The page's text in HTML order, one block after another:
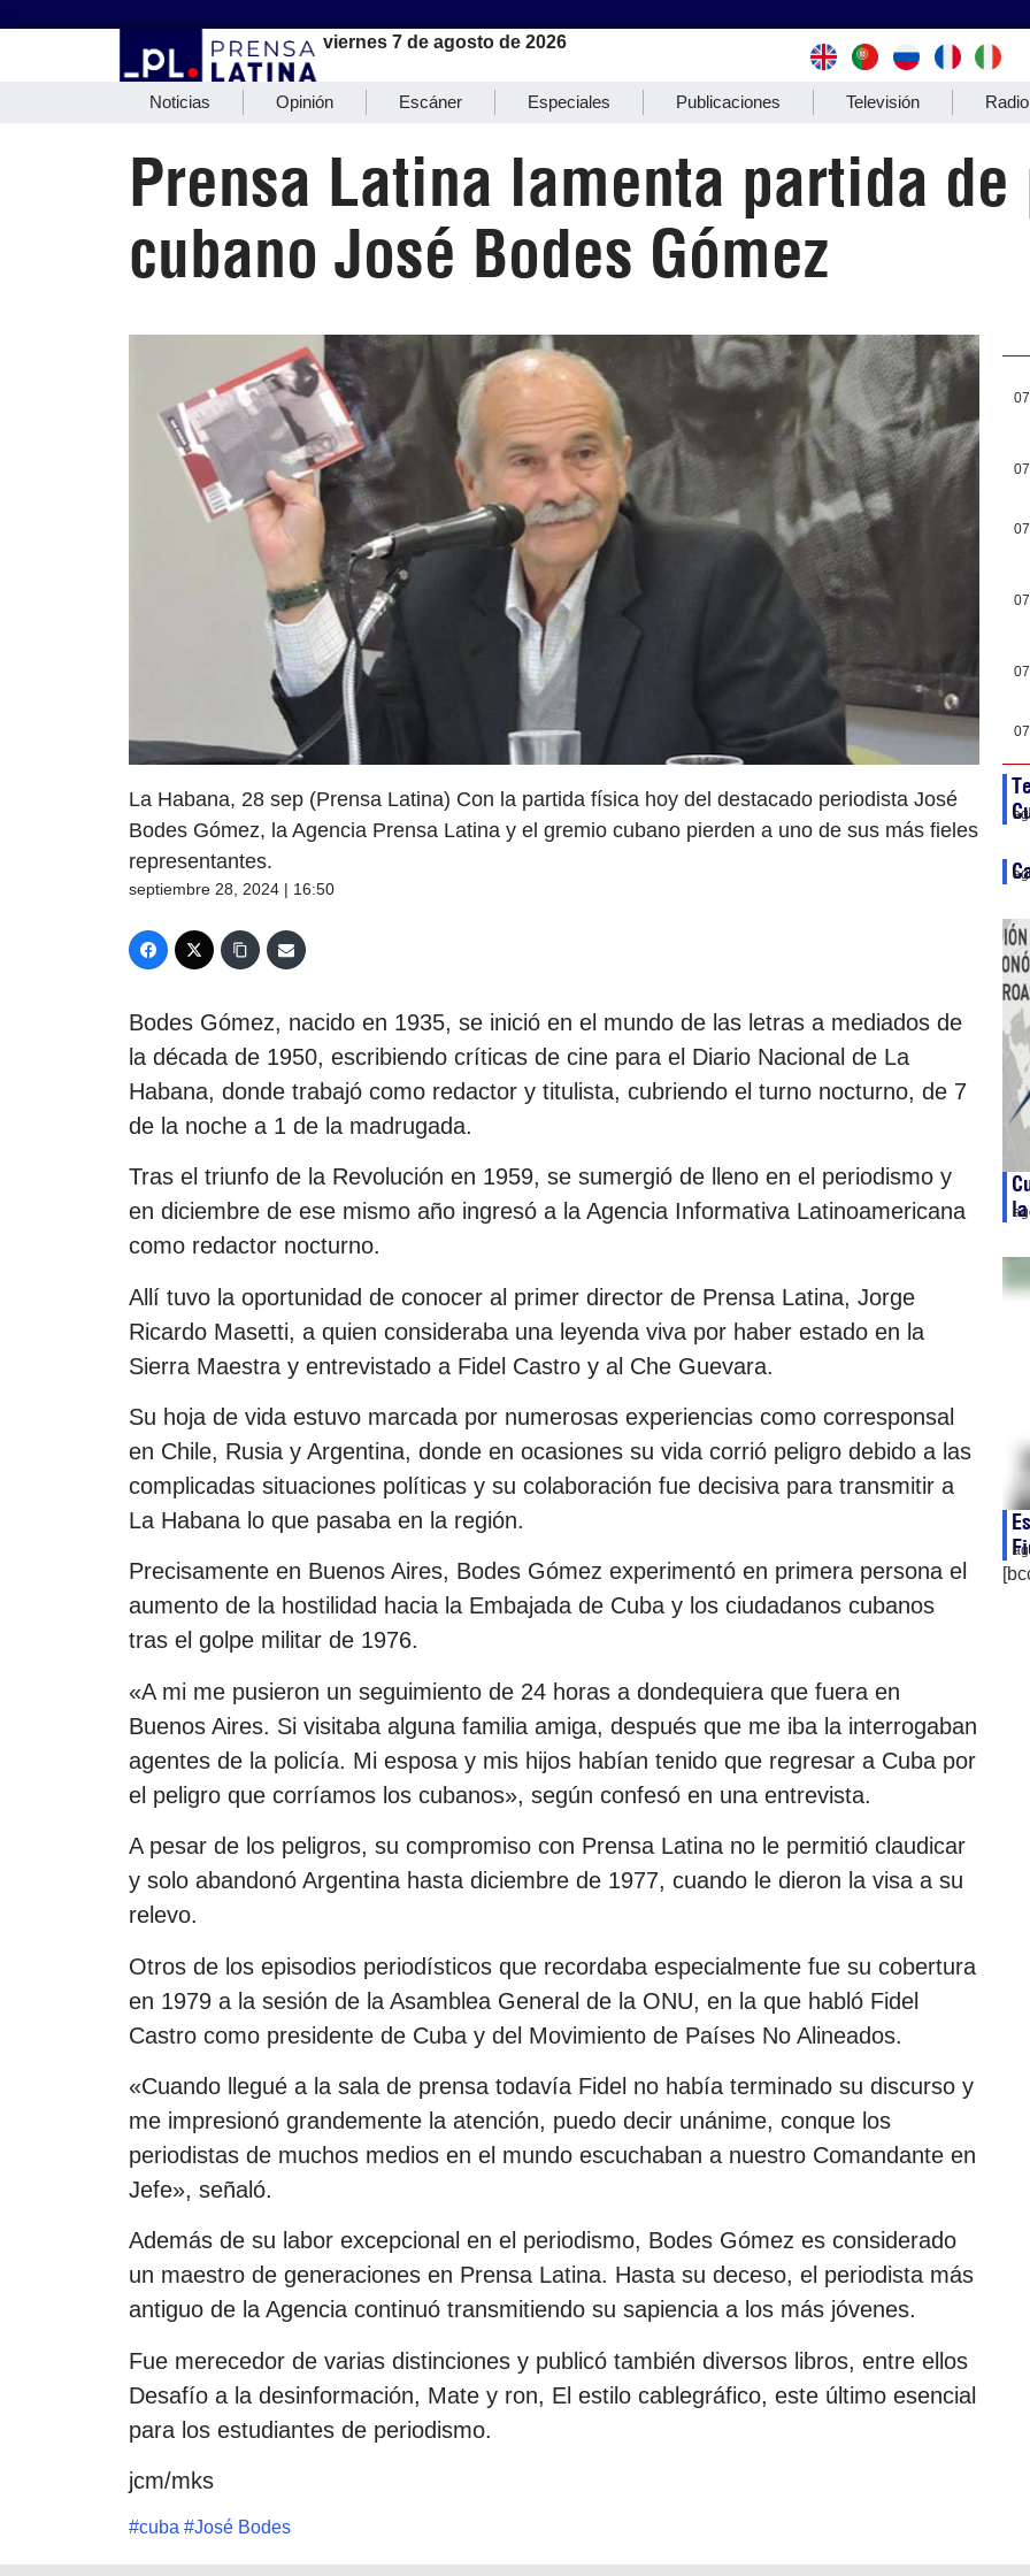
viernes 7 de agosto de 2026
Noticias Opinión Escáner Especiales Publicaciones Televisión Radio
Prensa Latina lamenta partida
cubano José Bodes Gómez
La Habana, 28 sep (Prensa Latina) Con la partida física hoy del destacado periodista José
Bodes Gómez, la Agencia Prensa Latina y el gremio cubano pierden a uno de sus más fieles
representantes.
septiembre 28, 2024 | 16:50
Bodes Gómez, nacido en 1935, se inició en el mundo de las letras a mediados de
la década de 1950, escribiendo críticas de cine para el Diario Nacional de La
Habana, donde trabajó como redactor y titulista, cubriendo el turno nocturno, de 7
de la noche a 1 de la madrugada.
Tras el triunfo de la Revolución en 1959, se sumergió de lleno en el periodismo y
en diciembre de ese mismo año ingresó a la Agencia Informativa Latinoamericana
como redactor nocturno.
Allí tuvo la oportunidad de conocer al primer director de Prensa Latina, Jorge
Ricardo Masetti, a quien consideraba una leyenda viva por haber estado en la
Sierra Maestra y entrevistado a Fidel Castro y al Che Guevara.
Su hoja de vida estuvo marcada por numerosas experiencias como corresponsal
en Chile, Rusia y Argentina, donde en ocasiones su vida corrió peligro debido a las
complicadas situaciones políticas y su colaboración fue decisiva para transmitir a
La Habana lo que pasaba en la región.
Precisamente en Buenos Aires, Bodes Gómez experimentó en primera persona el
aumento de la hostilidad hacia la Embajada de Cuba y los ciudadanos cubanos
tras el golpe militar de 1976.
«A mi me pusieron un seguimiento de 24 horas a dondequiera que fuera en
Buenos Aires. Si visitaba alguna familia amiga, después que me iba la interrogaban
agentes de la policía. Mi esposa y mis hijos habían tenido que regresar a Cuba por
el peligro que corríamos los cubanos», según confesó en una entrevista.
A pesar de los peligros, su compromiso con Prensa Latina no le permitió claudicar
y solo abandonó Argentina hasta diciembre de 1977, cuando le dieron la visa a su
relevo.
Otros de los episodios periodísticos que recordaba especialmente fue su cobertura
en 1979 a la sesión de la Asamblea General de la ONU, en la que habló Fidel
Castro como presidente de Cuba y del Movimiento de Países No Alineados.
«Cuando llegué a la sala de prensa todavía Fidel no había terminado su discurso y
me impresionó grandemente la atención, puedo decir unánime, conque los
periodistas de muchos medios en el mundo escuchaban a nuestro Comandante en
Jefe», señaló.
Además de su labor excepcional en el periodismo, Bodes Gómez es considerado
un maestro de generaciones en Prensa Latina. Hasta su deceso, el periodista más
antiguo de la Agencia continuó transmitiendo su sapiencia a los más jóvenes.
Fue merecedor de varias distinciones y publicó también diversos libros, entre ellos
Desafío a la desinformación, Mate y ron, El estilo cablegráfico, este último esencial
para los estudiantes de periodismo.
jcm/mks
#cuba #José Bodes